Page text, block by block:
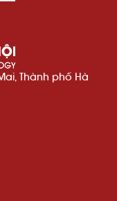
Thành phố Hà